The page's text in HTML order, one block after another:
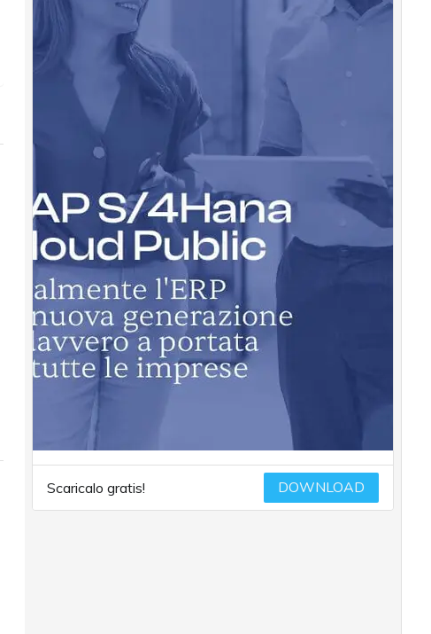
Scaricalo gratis! DOWNLOAD